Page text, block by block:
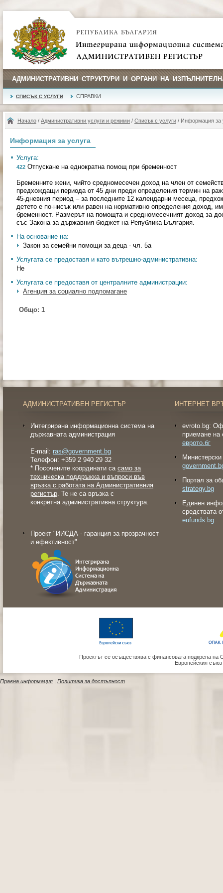
АДМИНИСТРАТИВНИ СТРУКТУРИ И ОРГАНИ НА
СПИСЪК С УСЛУГИ СПРАВКИ
Начало / Административни услуги и режими / Списък с услуги / Информация за
Информация за услуга
Услуга:
422 Отпускане на еднократна помощ при бременност
Бременните жени, чийто средномесечен доход на член от
предхождащи периода от 45 дни преди определения термин на
45-дневния период – за последните 12 календарни месеца,
детето е по-нисък или равен на нормативно определения доход,
бременност. Размерът на помощта и средномесечният доход за
със Закона за държавния бюджет на Република България.
На основание на:
Закон за семейни помощи за деца - чл. 5а
Услугата се предоставя и като вътрешно-административна:
Не
Услугата се предоставя от централните администрации:
Агенция за социално подпомагане
Общо: 1
АДМИНИСТРАТИВЕН РЕГИСТЪР
Интегрирана информационна система на
държавната администрация
E-mail: ras@government.bg
Телефон: +359 2 940 29 32
* Посочените координати са само за
техническа поддръжка и въпроси във
връзка с работата на Административния
регистър. Те не са връзка с
конкретна административна структура.
Проект "ИИСДА - гаранция за прозрачност
и ефективност"
ИНТЕРНЕТ
evroto.bg:
приемане на
еврото.бг
Портал за
strategy.bg
Eдинен
средствата
eufunds.bg
Проектът се осъществява с финансовата подкрепа на
Европейския
Правна информация | Политика за достъпност